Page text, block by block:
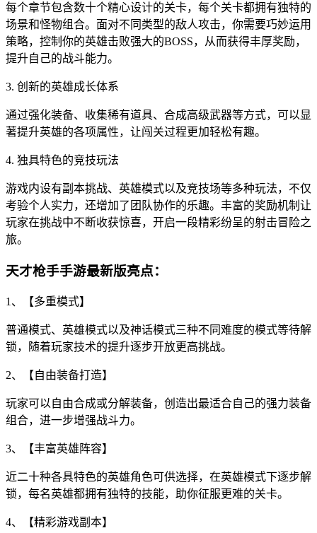
每个章节包含数十个精心设计的关卡，每个关卡都拥有独特的
场景和怪物组合。面对不同类型的敌人攻击，你需要巧妙运用
策略，控制你的英雄击败强大的BOSS，从而获得丰厚奖励，
提升自己的战斗能力。
3. 创新的英雄成长体系
通过强化装备、收集稀有道具、合成高级武器等方式，可以显
著提升英雄的各项属性，让闯关过程更加轻松有趣。
4. 独具特色的竞技玩法
游戏内设有副本挑战、英雄模式以及竞技场等多种玩法，不仅
考验个人实力，还增加了团队协作的乐趣。丰富的奖励机制让
玩家在挑战中不断收获惊喜，开启一段精彩纷呈的射击冒险之
旅。
天才枪手手游最新版亮点：
1、【多重模式】
普通模式、英雄模式以及神话模式三种不同难度的模式等待解
锁，随着玩家技术的提升逐步开放更高挑战。
2、【自由装备打造】
玩家可以自由合成或分解装备，创造出最适合自己的强力装备
组合，进一步增强战斗力。
3、【丰富英雄阵容】
近二十种各具特色的英雄角色可供选择，在英雄模式下逐步解
锁，每名英雄都拥有独特的技能，助你征服更难的关卡。
4、【精彩游戏副本】